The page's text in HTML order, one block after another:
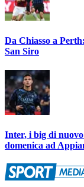
Da Chiasso a
San Siro
Inter, i big di
domenica ad